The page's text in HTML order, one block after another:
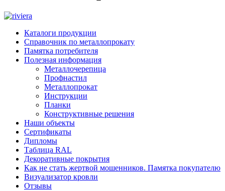
Каталоги продукции
Справочник по металлопрокату
Памятка потребителя
Полезная информация
Металлочерепица
Профнастил
Металлопрокат
Инструкции
Планки
Конструктивные решения
Наши объекты
Сертификаты
Дипломы
Таблица RAL
Декоративные покрытия
Как не стать жертвой мошенников. Памятка покупателю
Визуализатор кровли
Отзывы